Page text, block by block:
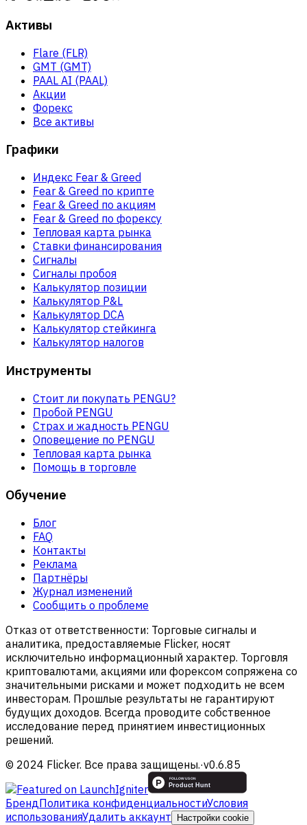
Активы
Flare (FLR)
GMT (GMT)
PAAL AI (PAAL)
Акции
Форекс
Все активы
Графики
Индекс Fear & Greed
Fear & Greed по крипте
Fear & Greed по акциям
Fear & Greed по форексу
Тепловая карта рынка
Ставки финансирования
Сигналы
Сигналы пробоя
Калькулятор позиции
Калькулятор P&L
Калькулятор DCA
Калькулятор стейкинга
Калькулятор налогов
Инструменты
Стоит ли покупать PENGU?
Пробой PENGU
Страх и жадность PENGU
Оповещение по PENGU
Тепловая карта рынка
Помощь в торговле
Обучение
Блог
FAQ
Контакты
Реклама
Партнёры
Журнал изменений
Сообщить о проблеме
Отказ от ответственности: Торговые сигналы и
аналитика, предоставляемые Flicker, носят
исключительно информационный характер. Торговля
криптовалютами, акциями или форексом сопряжена со
значительными рисками и может подходить не всем
инвесторам. Прошлые результаты не гарантируют
будущих доходов. Всегда проводите собственное
исследование перед принятием инвестиционных
решений.
© 2024 Flicker. Все права защищены.·v0.6.85
БрендПолитика конфиденциальностиУсловия
использованияУдалить аккаунт Настройки cookie